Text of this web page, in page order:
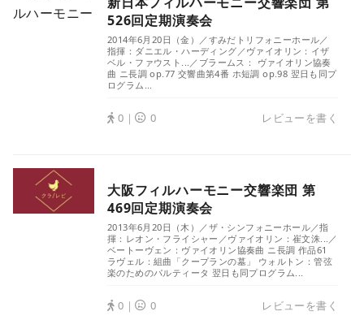
526回定期演奏会
2014年6月20日（金）／すみだトリフォニーホール／
指揮：ダニエル・ハーディング／ヴァイオリン：イザ
ベル・ファウスト...／ブラームス： ヴァイオリン協奏
曲 ニ長調 op.77 交響曲第4番 ホ短調 op.98 翌日も同プ
ログラム...
0｜ 0 レビューを書く
大阪フィルハーモニー交響楽団 第
469回定期演奏会
2013年6月20日（木）／ザ・シンフォニーホール／指
揮：レオン・フライシャー／ヴァイオリン：崔文洙...／
ベートーヴェン：ヴァイオリン協奏曲 ニ長調 作品61
ラヴェル：組曲「クープランの墓」 ウォルトン：管弦
楽のためのパルティータ 翌日も同プログラム...
0｜ 0 レビューを書く